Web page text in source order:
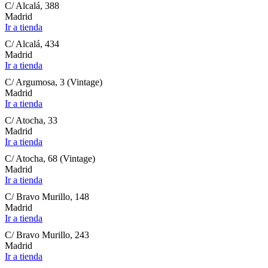
C/ Alcalá, 388
Madrid
Ir a tienda
C/ Alcalá, 434
Madrid
Ir a tienda
C/ Argumosa, 3 (Vintage)
Madrid
Ir a tienda
C/ Atocha, 33
Madrid
Ir a tienda
C/ Atocha, 68 (Vintage)
Madrid
Ir a tienda
C/ Bravo Murillo, 148
Madrid
Ir a tienda
C/ Bravo Murillo, 243
Madrid
Ir a tienda